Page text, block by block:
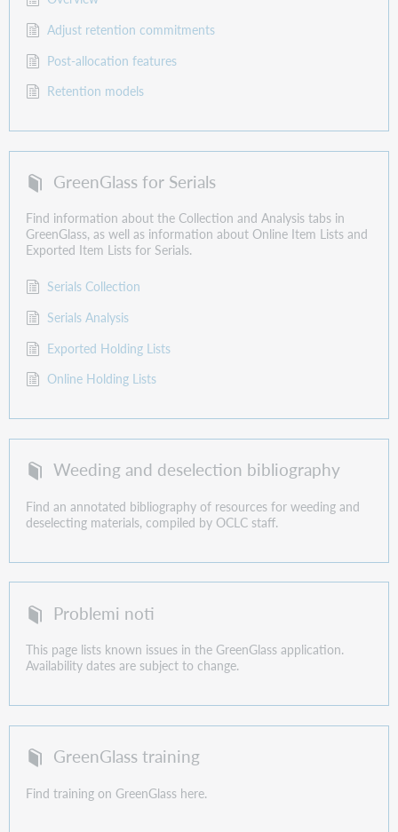
Adjust retention commitments
Post-allocation features
Retention models
GreenGlass for Serials
Find information about the Collection and Analysis tabs in
GreenGlass, as well as information about Online Item Lists and
Exported Item Lists for Serials.
Serials Collection
Serials Analysis
Exported Holding Lists
Online Holding Lists
Weeding and deselection bibliography
Find an annotated bibliography of resources for weeding and
deselecting materials, compiled by OCLC staff.
Problemi noti
This page lists known issues in the GreenGlass application.
Availability dates are subject to change.
GreenGlass training
Find training on GreenGlass here.